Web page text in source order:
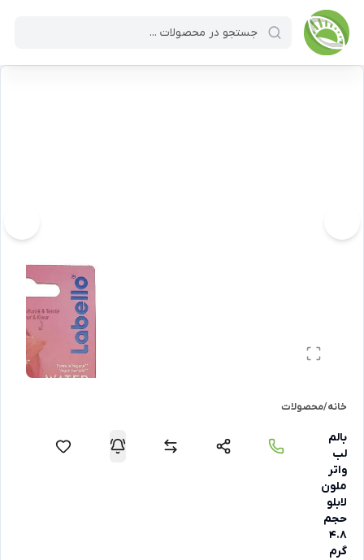
خانه/محصولات
بالم
لب
واتر
ملون
لابلو
حجم
4.8
گرم